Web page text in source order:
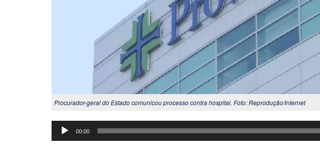
Procurador-geral do Estado comunicou processo contra hospital. Foto: Reprodução/Internet
Tocador
de
00:00